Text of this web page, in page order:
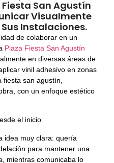
San Agustín
Visualmente
Sus Instalaciones.
de colaborar en un
Plaza Fiesta San Agustín
en diversas áreas de
vinil adhesivo en zonas
san agustín,
con un enfoque estético
el inicio
idea muy clara: quería
para mantener una
mientras comunicaba lo